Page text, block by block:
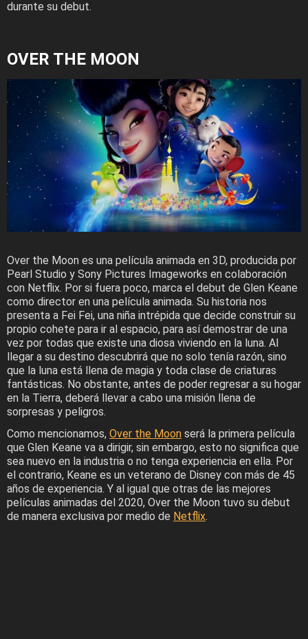
durante su debut.
OVER THE MOON
Over the Moon es una película animada en 3D, producida por
Pearl Studio y Sony Pictures Imageworks en colaboración
con Netflix. Por si fuera poco, marca el debut de Glen Keane
como director en una película animada. Su historia nos
presenta a Fei Fei, una niña intrépida que decide construir su
propio cohete para ir al espacio, para así demostrar de una
vez por todas que existe una diosa viviendo en la luna. Al
llegar a su destino descubrirá que no solo tenía razón, sino
que la luna está llena de magia y toda clase de criaturas
fantásticas. No obstante, antes de poder regresar a su hogar
en la Tierra, deberá llevar a cabo una misión llena de
sorpresas y peligros.
Como mencionamos, Over the Moon será la primera película
que Glen Keane va a dirigir, sin embargo, esto no significa que
sea nuevo en la industria o no tenga experiencia en ella. Por
el contrario, Keane es un veterano de Disney con más de 45
años de experiencia. Y al igual que otras de las mejores
películas animadas del 2020, Over the Moon tuvo su debut
de manera exclusiva por medio de Netflix.